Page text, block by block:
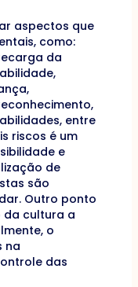
aspectos que
como:
da
entre
riscos é um
e
de
são
Outro ponto
da cultura a
o
na
das